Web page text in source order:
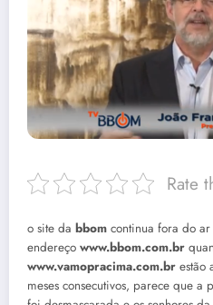
Rate
o site da bbom continua fora do
endereço www.bbom.com.br
www.vamopracima.com.br estão
meses consecutivos, parece que